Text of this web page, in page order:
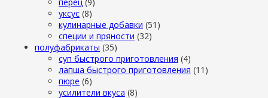
уксус (8)
кулинарные добавки (51)
специи и пряности (32)
полуфабрикаты (35)
суп быстрого приготовления (4)
лапша быстрого приготовления (11)
пюре (6)
усилители вкуса (8)